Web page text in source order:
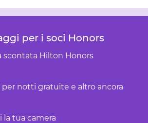
per i soci Honors
scontata Hilton Honors
notti gratuite e altro ancora
la tua camera